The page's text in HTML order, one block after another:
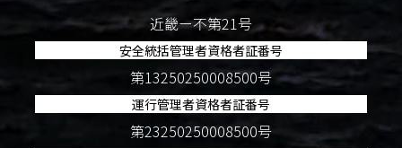
近畿ー不第21号
安全統括管理者資格者証番号
第13250250008500号
運行管理者資格者証番号
第23250250008500号